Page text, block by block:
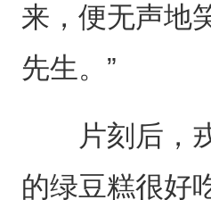
来，便无声地
先生。”
片刻后，戎
的绿豆糕很好